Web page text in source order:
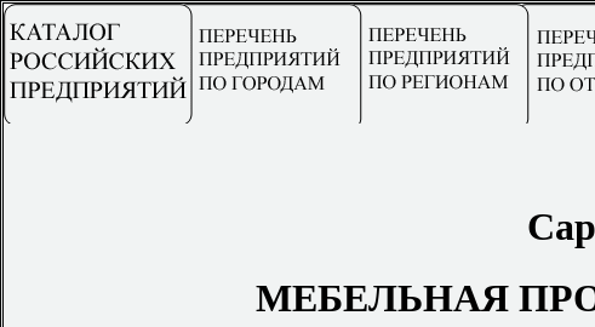
МЕБЕЛЬНАЯ